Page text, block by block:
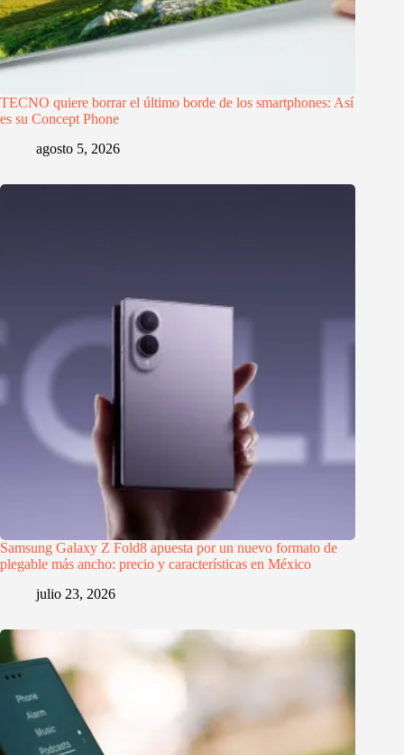
TECNO quiere borrar el último borde de los smartphones: Así
es su Concept Phone
agosto 5, 2026
Samsung Galaxy Z Fold8 apuesta por un nuevo formato de
plegable más ancho: precio y características en México
julio 23, 2026